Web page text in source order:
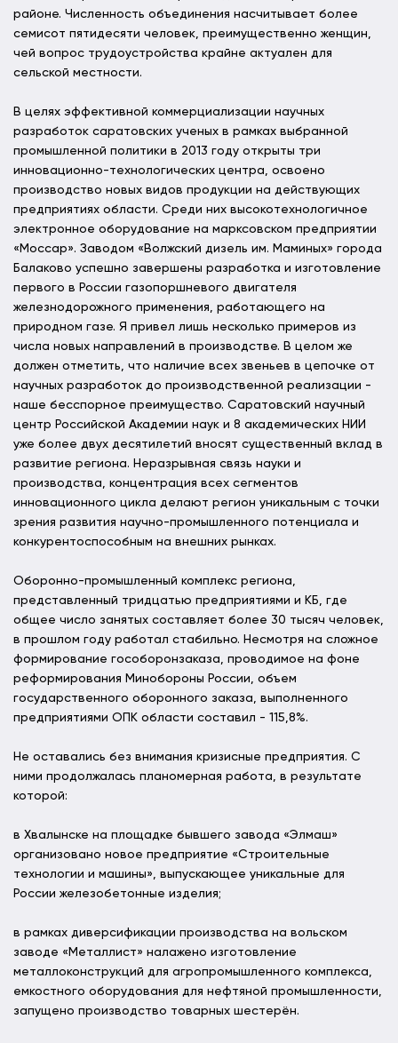
районе. Численность объединения насчитывает более
семисот пятидесяти человек, преимущественно женщин,
чей вопрос трудоустройства крайне актуален для
сельской местности.
В целях эффективной коммерциализации научных
разработок саратовских ученых в рамках выбранной
промышленной политики в 2013 году открыты три
инновационно-технологических центра, освоено
производство новых видов продукции на действующих
предприятиях области. Среди них высокотехнологичное
электронное оборудование на марксовском предприятии
«Моссар». Заводом «Волжский дизель им. Маминых» города
Балаково успешно завершены разработка и изготовление
первого в России газопоршневого двигателя
железнодорожного применения, работающего на
природном газе. Я привел лишь несколько примеров из
числа новых направлений в производстве. В целом же
должен отметить, что наличие всех звеньев в цепочке от
научных разработок до производственной реализации -
наше бесспорное преимущество. Саратовский научный
центр Российской Академии наук и 8 академических НИИ
уже более двух десятилетий вносят существенный вклад в
развитие региона. Неразрывная связь науки и
производства, концентрация всех сегментов
инновационного цикла делают регион уникальным с точки
зрения развития научно-промышленного потенциала и
конкурентоспособным на внешних рынках.
Оборонно-промышленный комплекс региона,
представленный тридцатью предприятиями и КБ, где
общее число занятых составляет более 30 тысяч человек,
в прошлом году работал стабильно. Несмотря на сложное
формирование гособоронзаказа, проводимое на фоне
реформирования Минобороны России, объем
государственного оборонного заказа, выполненного
предприятиями ОПК области составил - 115,8%.
Не оставались без внимания кризисные предприятия. С
ними продолжалась планомерная работа, в результате
которой:
в Хвалынске на площадке бывшего завода «Элмаш»
организовано новое предприятие «Строительные
технологии и машины», выпускающее уникальные для
России железобетонные изделия;
в рамках диверсификации производства на вольском
заводе «Металлист» налажено изготовление
металлоконструкций для агропромышленного комплекса,
емкостного оборудования для нефтяной промышленности,
запущено производство товарных шестерён.